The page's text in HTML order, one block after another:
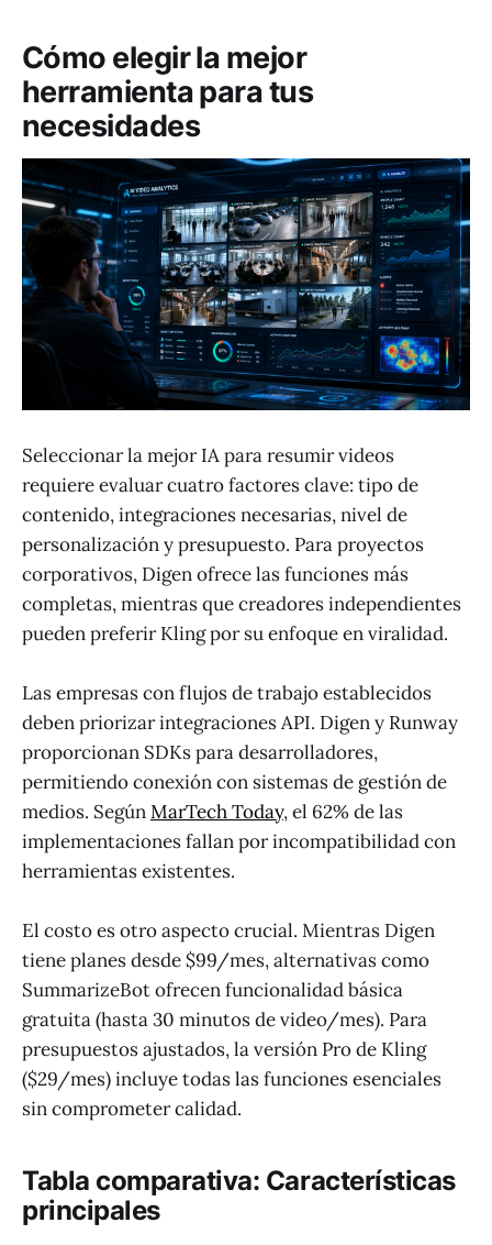
Cómo elegir la mejor
herramienta para tus
necesidades
Seleccionar la mejor IA para resumir videos
requiere evaluar cuatro factores clave: tipo de
contenido, integraciones necesarias, nivel de
personalización y presupuesto. Para proyectos
corporativos, Digen ofrece las funciones más
completas, mientras que creadores independientes
pueden preferir Kling por su enfoque en viralidad.
Las empresas con flujos de trabajo establecidos
deben priorizar integraciones API. Digen y Runway
proporcionan SDKs para desarrolladores,
permitiendo conexión con sistemas de gestión de
medios. SegúnMarTech Today, el 62% de las
implementaciones fallan por incompatibilidad con
herramientas existentes.
El costo es otro aspecto crucial. Mientras Digen
tiene planes desde $99/mes, alternativas como
SummarizeBot ofrecen funcionalidad básica
gratuita (hasta 30 minutos de video/mes). Para
presupuestos ajustados, la versión Pro de Kling
($29/mes) incluye todas las funciones esenciales
sin comprometer calidad.
Tabla comparativa: Características
principales